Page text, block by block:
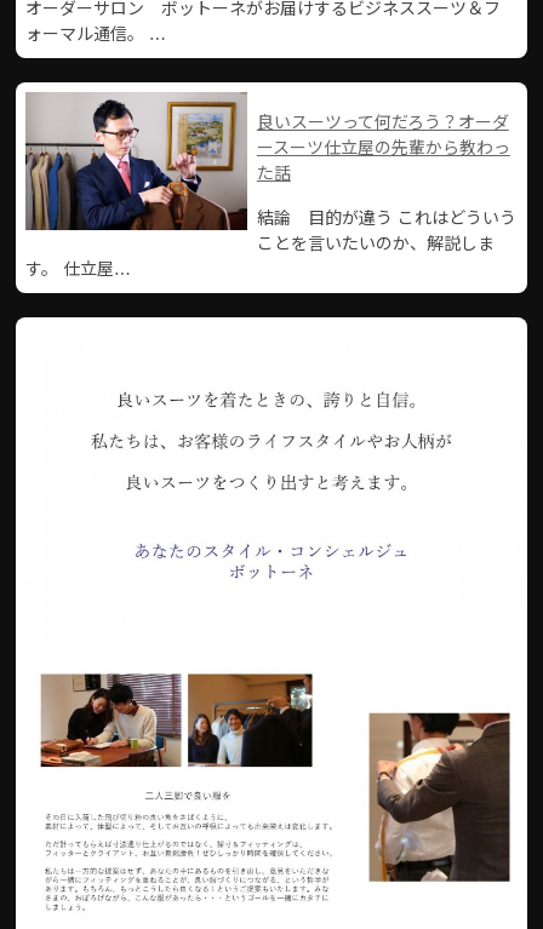
オーダーサロン ボットーネがお届けするビジネススーツ＆フ
ォーマル通信。 …
良いスーツって何だろう？オーダ
ースーツ仕立屋の先輩から教わっ
た話
結論 目的が違う これはどういう
ことを言いたいのか、解説しま
す。 仕立屋…